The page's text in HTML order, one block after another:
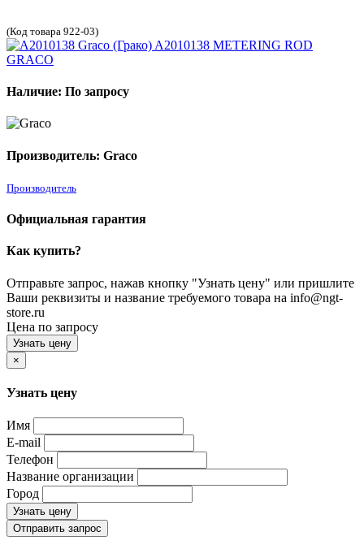
(Код товара 922-03)
Наличие: По запросу
Производитель: Graco
Производитель
Официальная гарантия
Как купить?
Отправьте запрос, нажав кнопку "Узнать цену" или пришлите
Ваши реквизиты и название требуемого товара на info@ngt-
store.ru
Цена по запросу
Узнать цену
×
Узнать цену
Имя
E-mail
Телефон
Название организации
Город
Узнать цену
Отправить запрос